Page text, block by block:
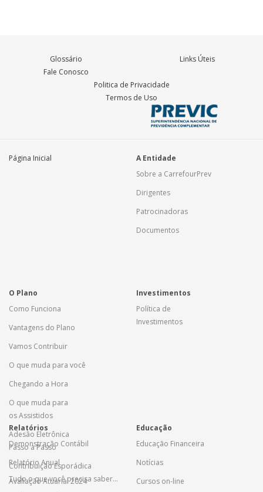
Glossário
Links Úteis
Fale Conosco
Politica de Privacidade
Termos de Uso
Página Inicial
A Entidade
Sobre a CarrefourPrev
Dirigentes
Patrocinadoras
Documentos
O Plano
Como Funciona
Vantagens do Plano
Vamos Contribuir
O que muda para você
Chegando a Hora
O que muda para
os Assistidos
Adesão Eletrônica
Passo a Passo
Contribuição Esporádica
Tudo o que você precisa saber...
Investimentos
Política de
Investimentos
Relatórios
Demonstração Contábil
Relatório Anual
Avaliação Atuarial 2024
Educação
Educação Financeira
Notícias
Cursos on-line